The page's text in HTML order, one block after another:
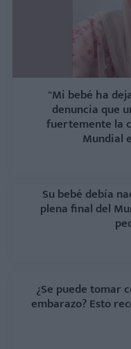
"Mi bebé ha
denuncia que
fuertemente la
Mundial
Su bebé debía
plena final del
¿Se puede tomar
embarazo? Esto